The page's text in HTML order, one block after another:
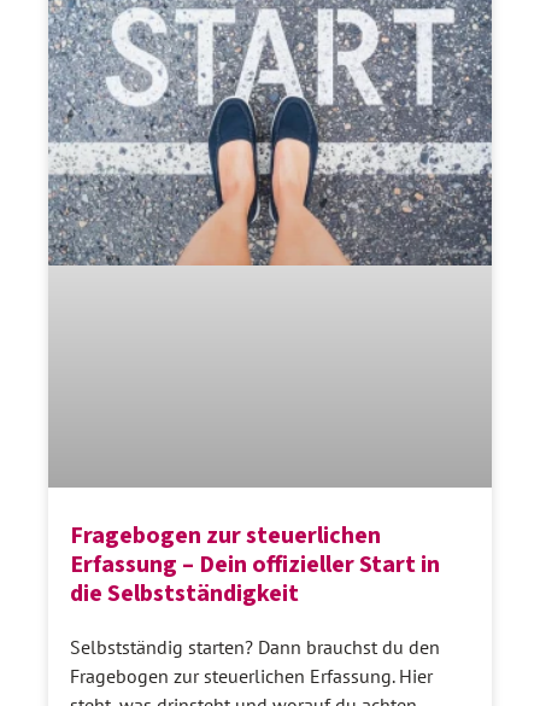
Fragebogen zur steuerlichen
Erfassung – Dein offizieller Start in
die Selbstständigkeit
Selbstständig starten? Dann brauchst du den
Fragebogen zur steuerlichen Erfassung. Hier